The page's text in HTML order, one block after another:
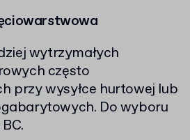
wytrzymałych
często
przy wysyłce hurtowej lub
Do wyboru